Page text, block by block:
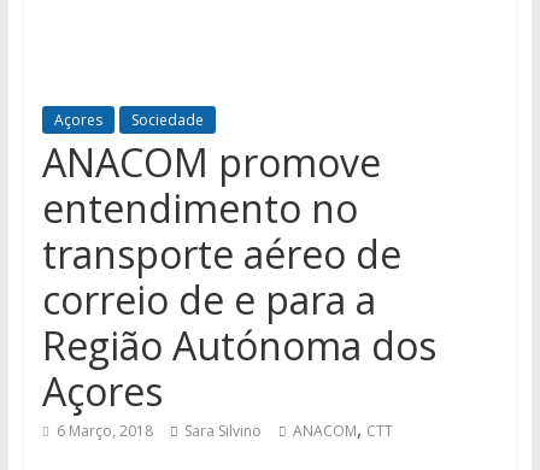
Açores Sociedade
ANACOM promove
entendimento no
transporte aéreo de
correio de e para a
Região Autónoma dos
Açores
6 Março, 2018 Sara Silvino ANACOM, CTT